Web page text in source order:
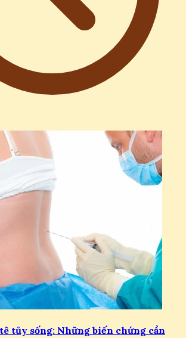
tủy sống: Những biến chứng cần